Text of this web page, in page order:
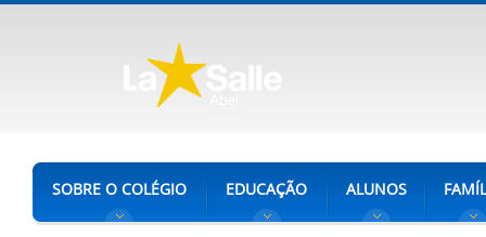
SOBRE O COLÉGIO EDUCAÇÃO ALUNOS